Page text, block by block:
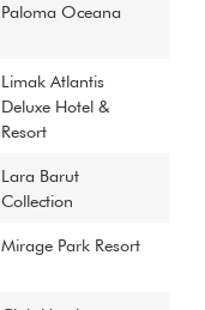
Paloma Oceana
Limak Atlantis
Deluxe Hotel &
Resort
Lara Barut
Collection
Mirage Park Resort